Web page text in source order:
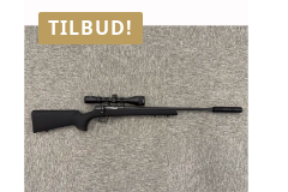
TILBUD!